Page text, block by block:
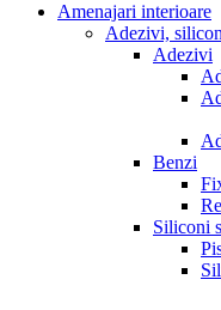
Amenajari interioare
Adezivi,
Adezivi
Benzi
Siliconi